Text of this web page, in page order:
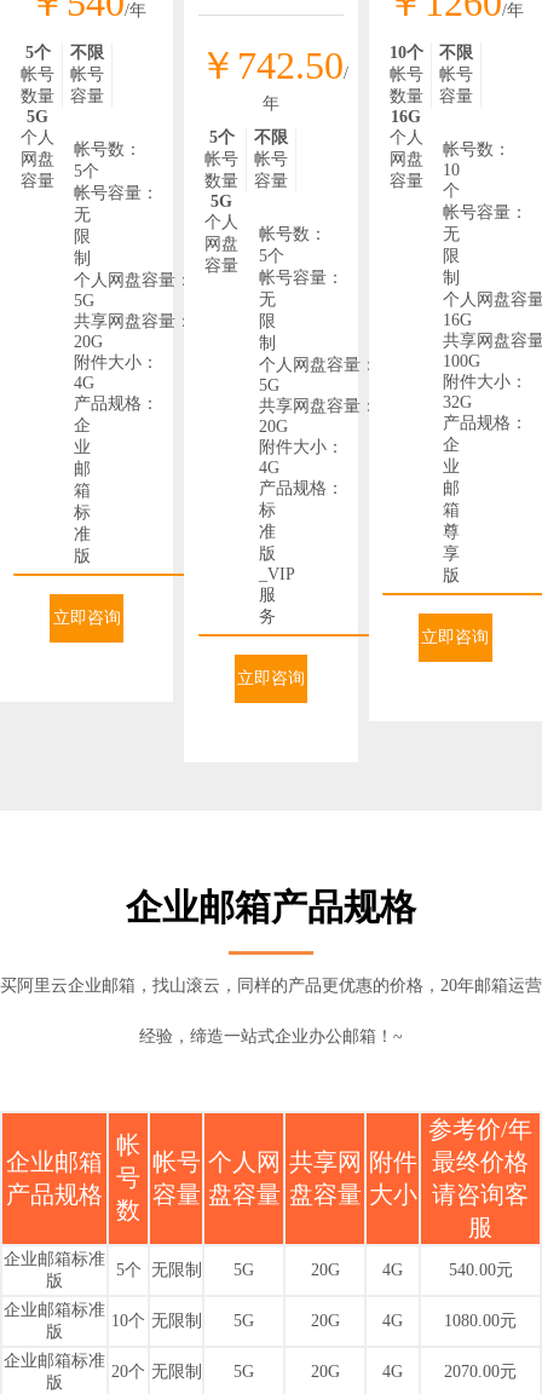
/年
5个
帐号
数量
不限
帐号
容量
5G
个人
网盘
容量
帐号数：
5个
帐号容量：
无
限
制
个人网盘容量：
5G
共享网盘容量：
20G
附件大小：
4G
产品规格：
企
业
邮
箱
标
准
版
立即咨询
￥742.50/
年
5个
帐号
数量
不限
帐号
容量
5G
个人
网盘
容量
帐号数：
5个
帐号容量：
无
限
制
个人网盘容量：
5G
共享网盘容量：
20G
附件大小：
4G
产品规格：
标
准
版
_VIP
服
务
立即咨询
/年
10个
帐号
数量
不限
帐号
容量
16G
个人
网盘
容量
帐号数：
10
个
帐号容量：
无
限
制
个人网盘容
16G
共享网盘容
100G
附件大小：
32G
产品规格：
企
业
邮
箱
尊
享
版
立即咨询
企业邮箱产品规格
买阿里云企业邮箱，找山滚云，同样的产品更优惠的价格，20年邮箱运营
经验，缔造一站式企业办公邮箱！~
企业邮箱
产品规格
帐
号
数
帐号
容量
个人网
盘容量
共享网
盘容量
附件
大小
参考价/年
最终价格
请咨询客
服
企业邮箱标准
版
5个 无限制 5G 20G 4G 540.00元
企业邮箱标准
版
10个 无限制 5G 20G 4G 1080.00元
企业邮箱标准
版
20个 无限制 5G 20G 4G 2070.00元